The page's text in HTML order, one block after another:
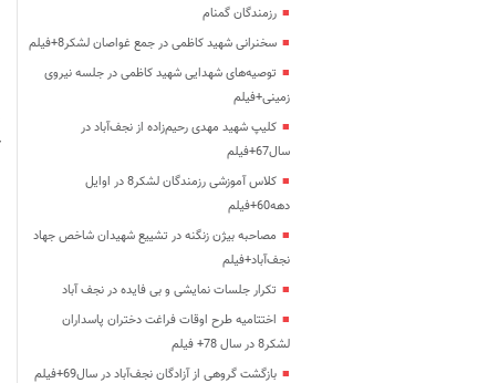
رزمندگان گمنام
سخنرانی شهید کاظمی در جمع غواصان لشکر8+فیلم
توصیه‌های شهدایی شهید کاظمی در جلسه نیروی
زمینی+فیلم
کلیپ شهید مهدی رحیم‌زاده از نجف‌آباد در
سال67+فیلم
کلاس آموزشی رزمندگان لشکر8 در اوایل
دهه60+فیلم
مصاحبه بیژن زنگنه در تشییع شهیدان شاخص جهاد
نجف‌آباد+فیلم
تکرار جلسات نمایشی و بی فایده در نجف آباد
اختتامیه طرح اوقات فراغت دختران پاسداران
لشکر8 در سال 78+ فیلم
بازگشت گروهی از آزادگان نجف‌آباد در سال69+فیلم